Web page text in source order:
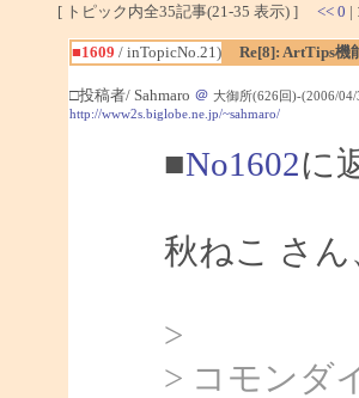
[ トピック内全35記事(21-35 表示) ] << 0 |
■1609 / inTopicNo.21) Re[8]: ArtTips機
□投稿者/ Sahmaro ＠ 大御所(626回)-(2006/
http://www2s.biglobe.ne.jp/~sahmaro/
■No1602に
秋ねこ さん
>
> コモンダ